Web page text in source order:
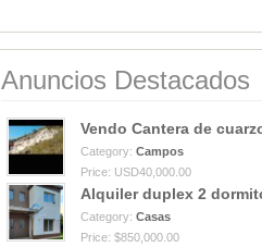
Anuncios Destacados
Vendo Cantera de
Category: Campos
Price: USD40,000.00
Alquiler duplex 2
Category: Casas
Price: $850,000.00